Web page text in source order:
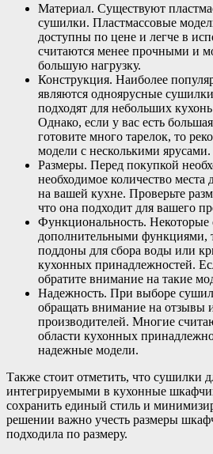
Материал. Существуют
сушилки. Пластмассовые
доступны по цене и легче в
считаются менее прочными и
большую нагрузку.
Конструкция. Наиболее
являются одноярусные
подходят для небольших
Однако, если у вас есть
готовите много тарелок, то
модели с несколькими ярусами.
Размеры. Перед покупкой
необходимое количество
на вашей кухне. Проверьте
что она подходит для вашего
Функциональность.
дополнительными функциями,
поддоны для сбора воды или
кухонных принадлежностей.
обратите внимание на такие
Надежность. При выборе
обращать внимание на отзывы
производителей. Многие
области кухонных
надежные модели.
Также стоит отметить, что сушилки
интегрируемыми в кухонные
сохранить единый стиль и
решении важно учесть размеры
подходила по размеру.